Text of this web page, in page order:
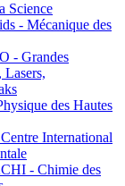
Science
- Mécanique des
- Grandes
Lasers,
des Hautes
International
- Chimie des